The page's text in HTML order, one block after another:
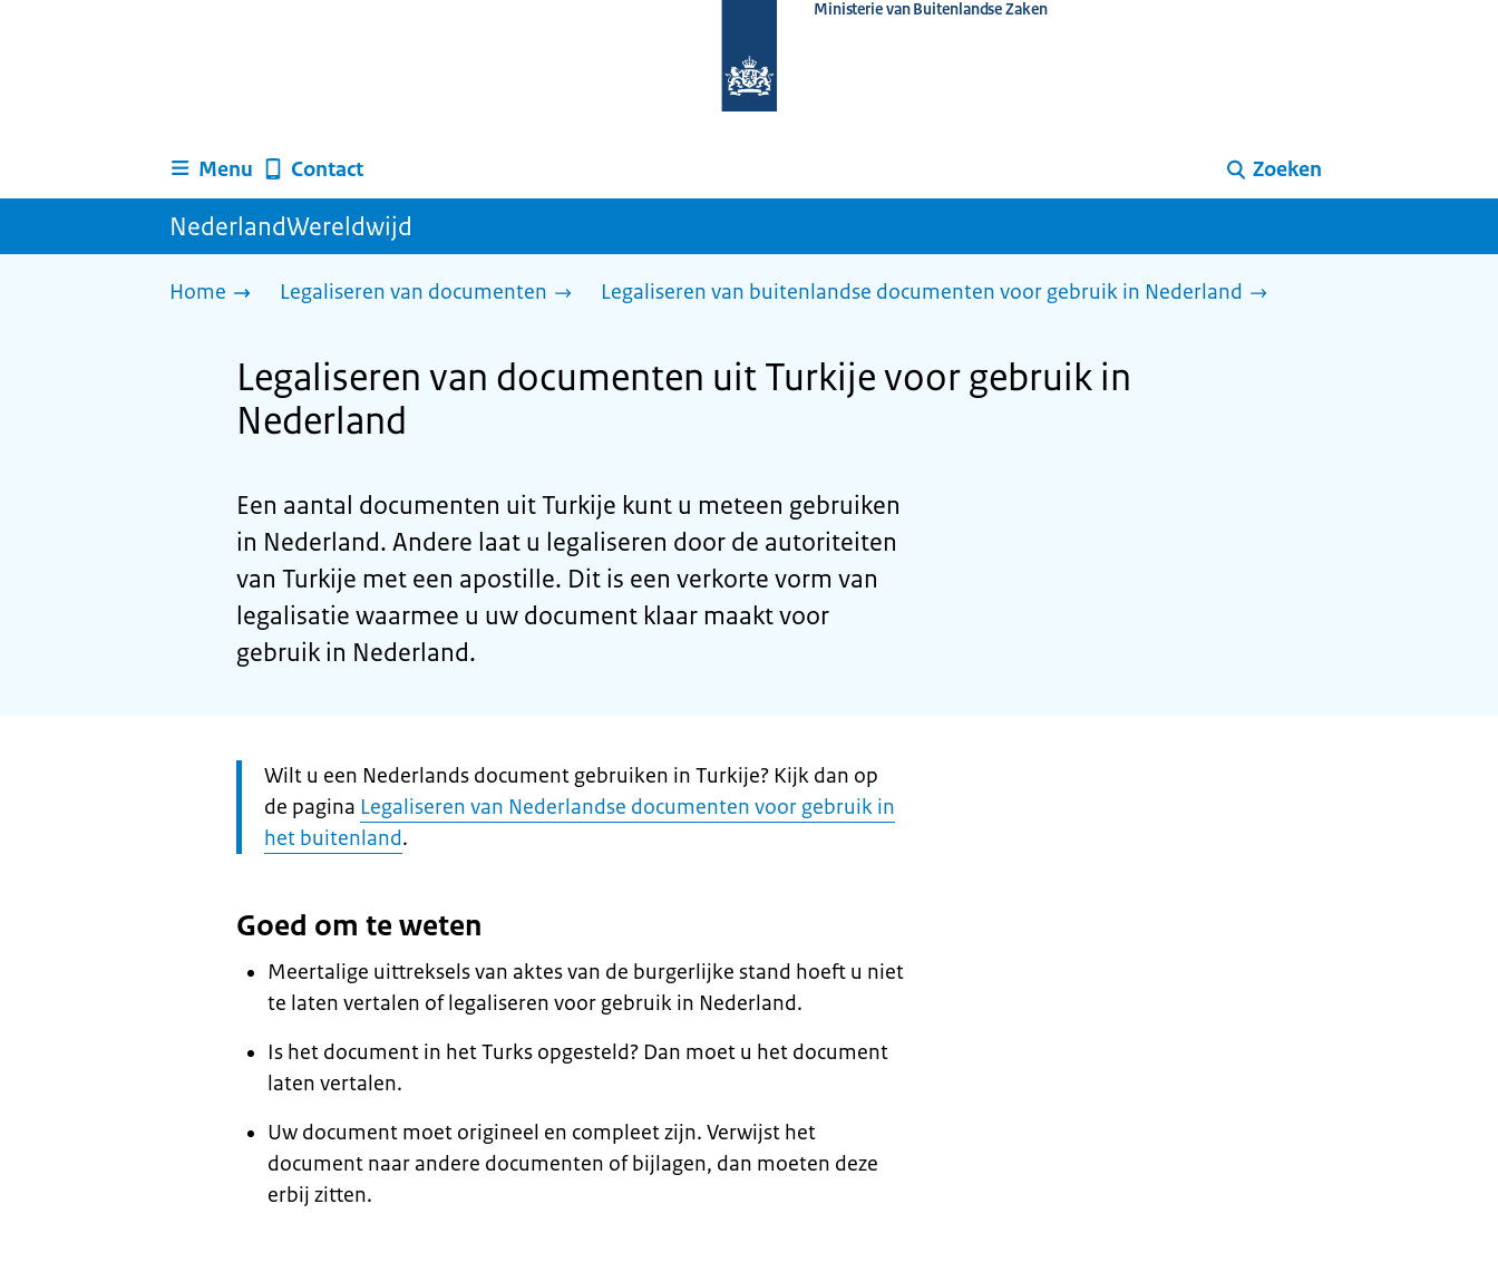
homepage
Ministerie van Buitenlandse Zaken
Menu Contact Zoeken
NederlandWereldwijd
Home Legaliseren van documenten Legaliseren van buitenlandse documenten voor gebruik in Nederland
Legaliseren van documenten uit Turkije voor gebruik in
Nederland
Een aantal documenten uit Turkije kunt u meteen gebruiken
in Nederland. Andere laat u legaliseren door de autoriteiten
van Turkije met een apostille. Dit is een verkorte vorm van
legalisatie waarmee u uw document klaar maakt voor
gebruik in Nederland.
Let
op:
Wilt u een Nederlands document gebruiken in Turkije? Kijk dan op
de pagina Legaliseren van Nederlandse documenten voor gebruik in
het buitenland.
Goed om te weten
Meertalige uittreksels van aktes van de burgerlijke stand hoeft u niet
te laten vertalen of legaliseren voor gebruik in Nederland.
Is het document in het Turks opgesteld? Dan moet u het document
laten vertalen.
Uw document moet origineel en compleet zijn. Verwijst het
document naar andere documenten of bijlagen, dan moeten deze
erbij zitten.